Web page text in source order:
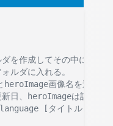
を作成してその中に記事
ルダに入れる。
画像名を追加す
日、heroImageは記事フ
[タイトル] ->